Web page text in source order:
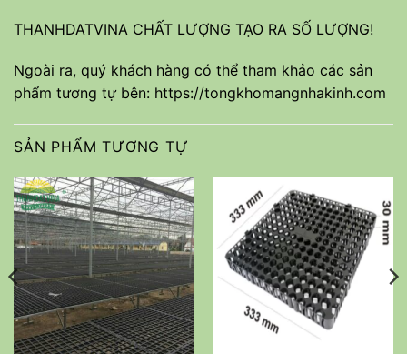
THANHDATVINA CHẤT LƯỢNG TẠO RA SỐ LƯỢNG!
Ngoài ra, quý khách hàng có thể tham khảo các sản
phẩm tương tự bên: https://tongkhomangnhakinh.com
SẢN PHẨM TƯƠNG TỰ